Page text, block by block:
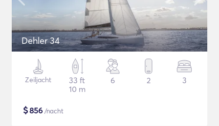
Dehler 34
Zeiljacht
33 ft
10 m
6 2 3
$856 /nacht